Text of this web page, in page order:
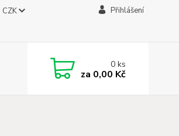
CZK Přihlášení
0ks
za 0,00 Kč